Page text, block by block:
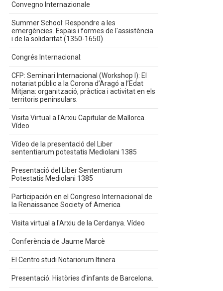
Convegno Internazionale
Summer School: Respondre a les
emergències. Espais i formes de l'assistència
i de la solidaritat (1350-1650)
Congrés Internacional:
CFP: Seminari Internacional (Workshop I): El
notariat públic a la Corona d’Aragó a l’Edat
Mitjana: organització, pràctica i activitat en els
territoris peninsulars.
Visita Virtual a l'Arxiu Capitular de Mallorca.
Vídeo
Vídeo de la presentació del Liber
sententiarum potestatis Mediolani 1385
Presentació del Liber Sententiarum
Potestatis Mediolani 1385
Participación en el Congreso Internacional de
la Renaissance Society of America
Visita virtual a l'Arxiu de la Cerdanya. Vídeo
Conferència de Jaume Marcè
El Centro studi Notariorum Itinera
Presentació: Històries d'infants de Barcelona.